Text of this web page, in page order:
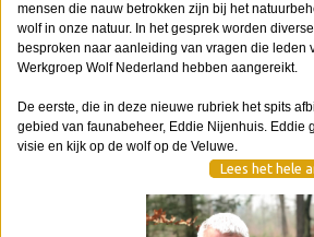
mensen die nauw betrokken zijn bij het
wolf in onze natuur. In het gesprek worden
besproken naar aanleiding van vragen die leden
Werkgroep Wolf Nederland hebben aangereikt.
De eerste, die in deze nieuwe rubriek het spits
gebied van faunabeheer, Eddie Nijenhuis. Eddie
visie en kijk op de wolf op de Veluwe.
Lees het hele